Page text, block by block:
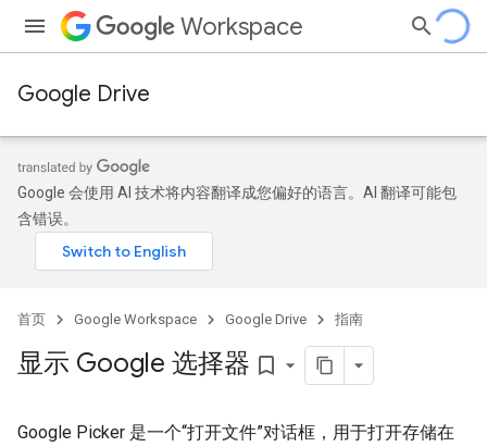
Workspace
Google Drive
Google 会使用 AI 技术将内容翻译成您偏好的语言。AI 翻译可能包
含错误。
首页 Google Workspace Google Drive 指南
显示 Google 选择器 bookmark_border
Google Picker 是一个“打开文件”对话框，用于打开存储在